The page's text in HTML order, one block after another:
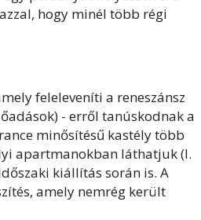
hogy minél több régi
feleleveníti a reneszánsz
- erről tanúskodnak a
minősítésű kastély több
apartmanokban láthatjuk (I.
kiállítás során is. A
amely nemrég került